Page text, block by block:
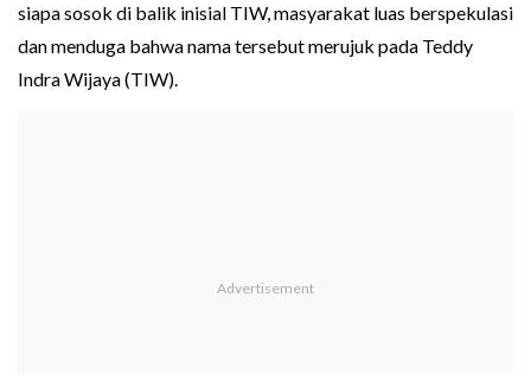
siapa sosok di balik inisial TIW, masyarakat luas berspekulasi
dan menduga bahwa nama tersebut merujuk pada Teddy
Indra Wijaya (TIW).